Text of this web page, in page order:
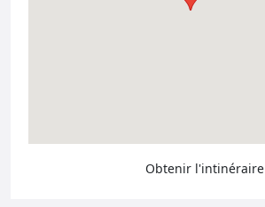
Obtenir l'intinéraire